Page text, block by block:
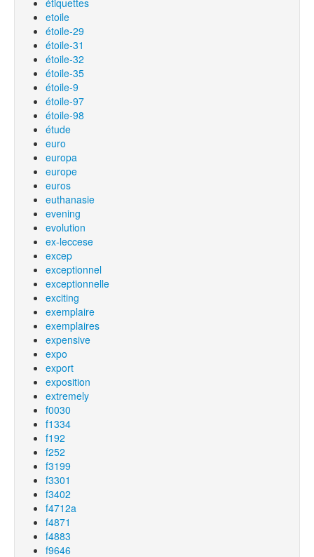
étiquettes
etoile
étoile-29
étoile-31
étoile-32
étoile-35
étoile-9
étoile-97
étoile-98
étude
euro
europa
europe
euros
euthanasie
evening
evolution
ex-leccese
excep
exceptionnel
exceptionnelle
exciting
exemplaire
exemplaires
expensive
expo
export
exposition
extremely
f0030
f1334
f192
f252
f3199
f3301
f3402
f4712a
f4871
f4883
f9646